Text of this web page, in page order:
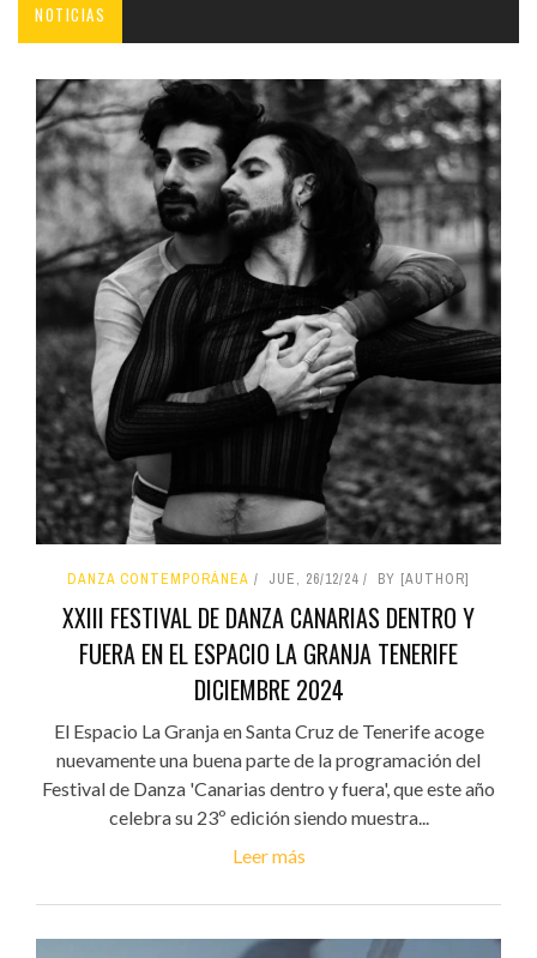
NOTICIAS
DANZA CONTEMPORÁNEA JUE, 26/12/24 BY [AUTHOR]
XXIII FESTIVAL DE DANZA CANARIAS DENTRO Y
FUERA EN EL ESPACIO LA GRANJA TENERIFE
DICIEMBRE 2024
El Espacio La Granja en Santa Cruz de Tenerife acoge
nuevamente una buena parte de la programación del
Festival de Danza 'Canarias dentro y fuera', que este año
celebra su 23º edición siendo muestra...
Leer más